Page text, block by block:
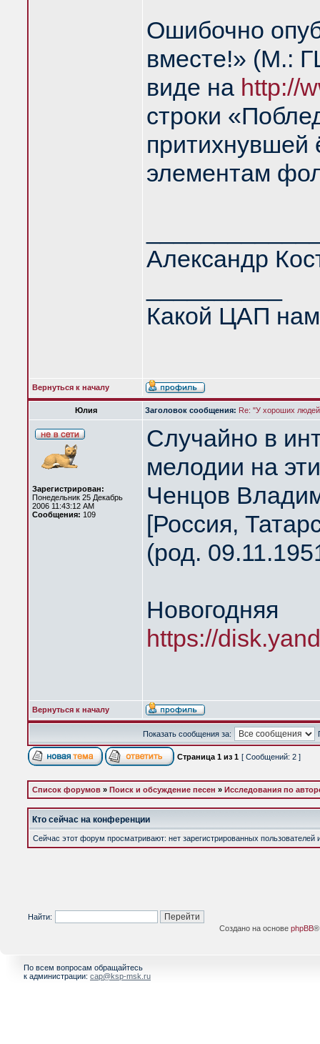
Ошибочно
вместе!» (М.:
виде на http://
строки
притихнувшей
элементам
Александр
Какой ЦАП
Вернуться к началу
Юлия Заголовок сообщения: Re: "У хороших людей
Зарегистрирован:
Понедельник 25 Декабрь
2006 11:43:12 AM
Сообщения: 109
Случайно в
мелодии на
Ченцов
[Россия,
(род.
Новогодняя
https://
Вернуться к началу
Показать сообщения за:
Страница 1 из 1 [ Сообщений: 2 ]
Список форумов » Поиск и обсуждение песен » Исследования по
Кто сейчас на конференции
Сейчас этот форум просматривают: нет зарегистрированных пользователей
Найти:
Создано на основе phpBB®
По всем вопросам обращайтесь
к администрации: cap@ksp-msk.ru